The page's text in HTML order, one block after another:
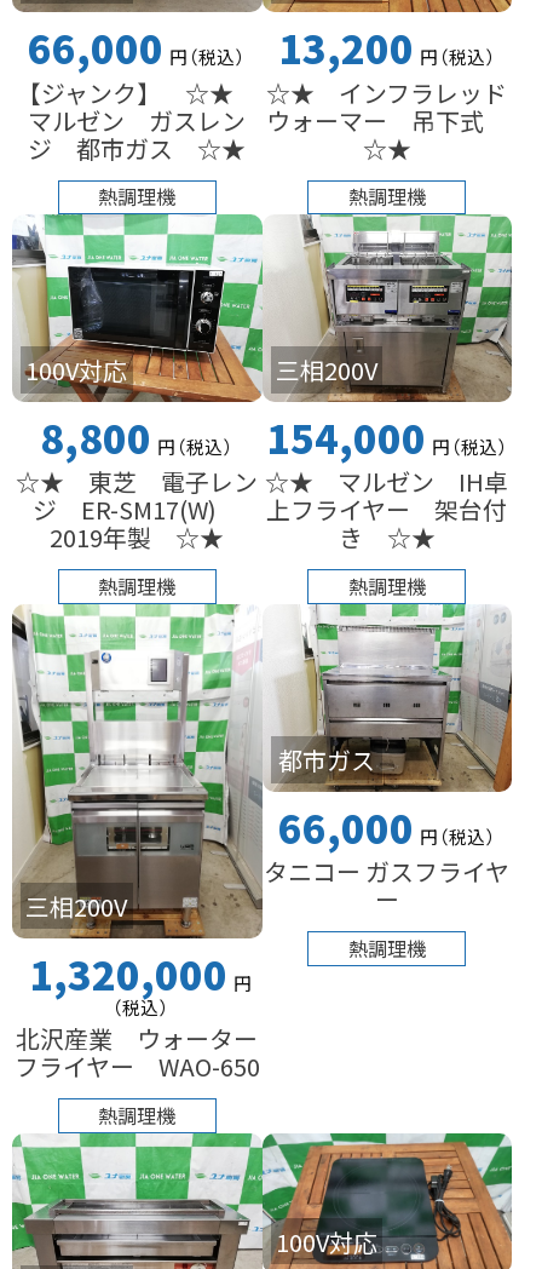
66,000 円（税込）
【ジャンク】 ☆★
マルゼン ガスレン
ジ 都市ガス ☆★
熱調理機
13,200 円（税込）
☆★ インフラレッド
ウォーマー 吊下式
☆★
熱調理機
100V対応
8,800 円（税込）
☆★ 東芝 電子レン
ジ ER-SM17(W)
2019年製 ☆★
熱調理機
三相200V
154,000 円（税込）
☆★ マルゼン IH卓
上フライヤー 架台付
き ☆★
熱調理機
三相200V
1,320,000 円
（税込）
北沢産業 ウォーター
フライヤー WAO-650
熱調理機
都市ガス
66,000 円（税込）
タニコー ガスフライヤ
ー
熱調理機
100V対応